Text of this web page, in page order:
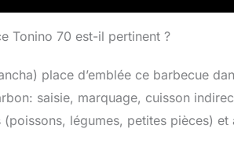
latérale de préparation et tablette
faire au service de la cuisine en plein
à chaque étape de production.
Tonino 70 est-il pertinent ?
place d’emblée ce barbecue
saisie, marquage, cuisson
légumes, petites pièces)